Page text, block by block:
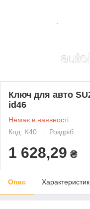
Ключ для авто
id46
Немає в наявності
Код: K40
Роздріб
1 628,29 ₴
Опис